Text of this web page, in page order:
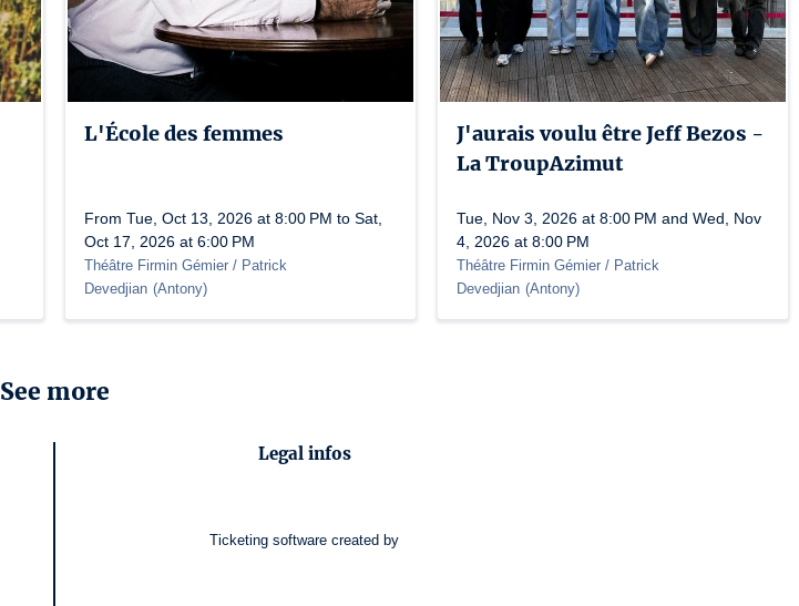
L'École des femmes
From Tue, Oct 13, 2026 at 8:00 PM to Sat,
Oct 17, 2026 at 6:00 PM
Théâtre Firmin Gémier / Patrick
Devedjian (Antony)
J'aurais voulu être Jeff Bezos -
La TroupAzimut
Tue, Nov 3, 2026 at 8:00 PM and Wed, Nov
4, 2026 at 8:00 PM
Théâtre Firmin Gémier / Patrick
Devedjian (Antony)
See more
Legal infos
Ticketing software created by